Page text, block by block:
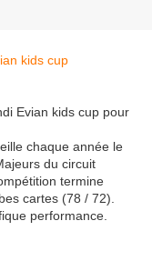
Evian kids cup pour
chaque année le
du circuit
termine
cartes (78 / 72).
performance.